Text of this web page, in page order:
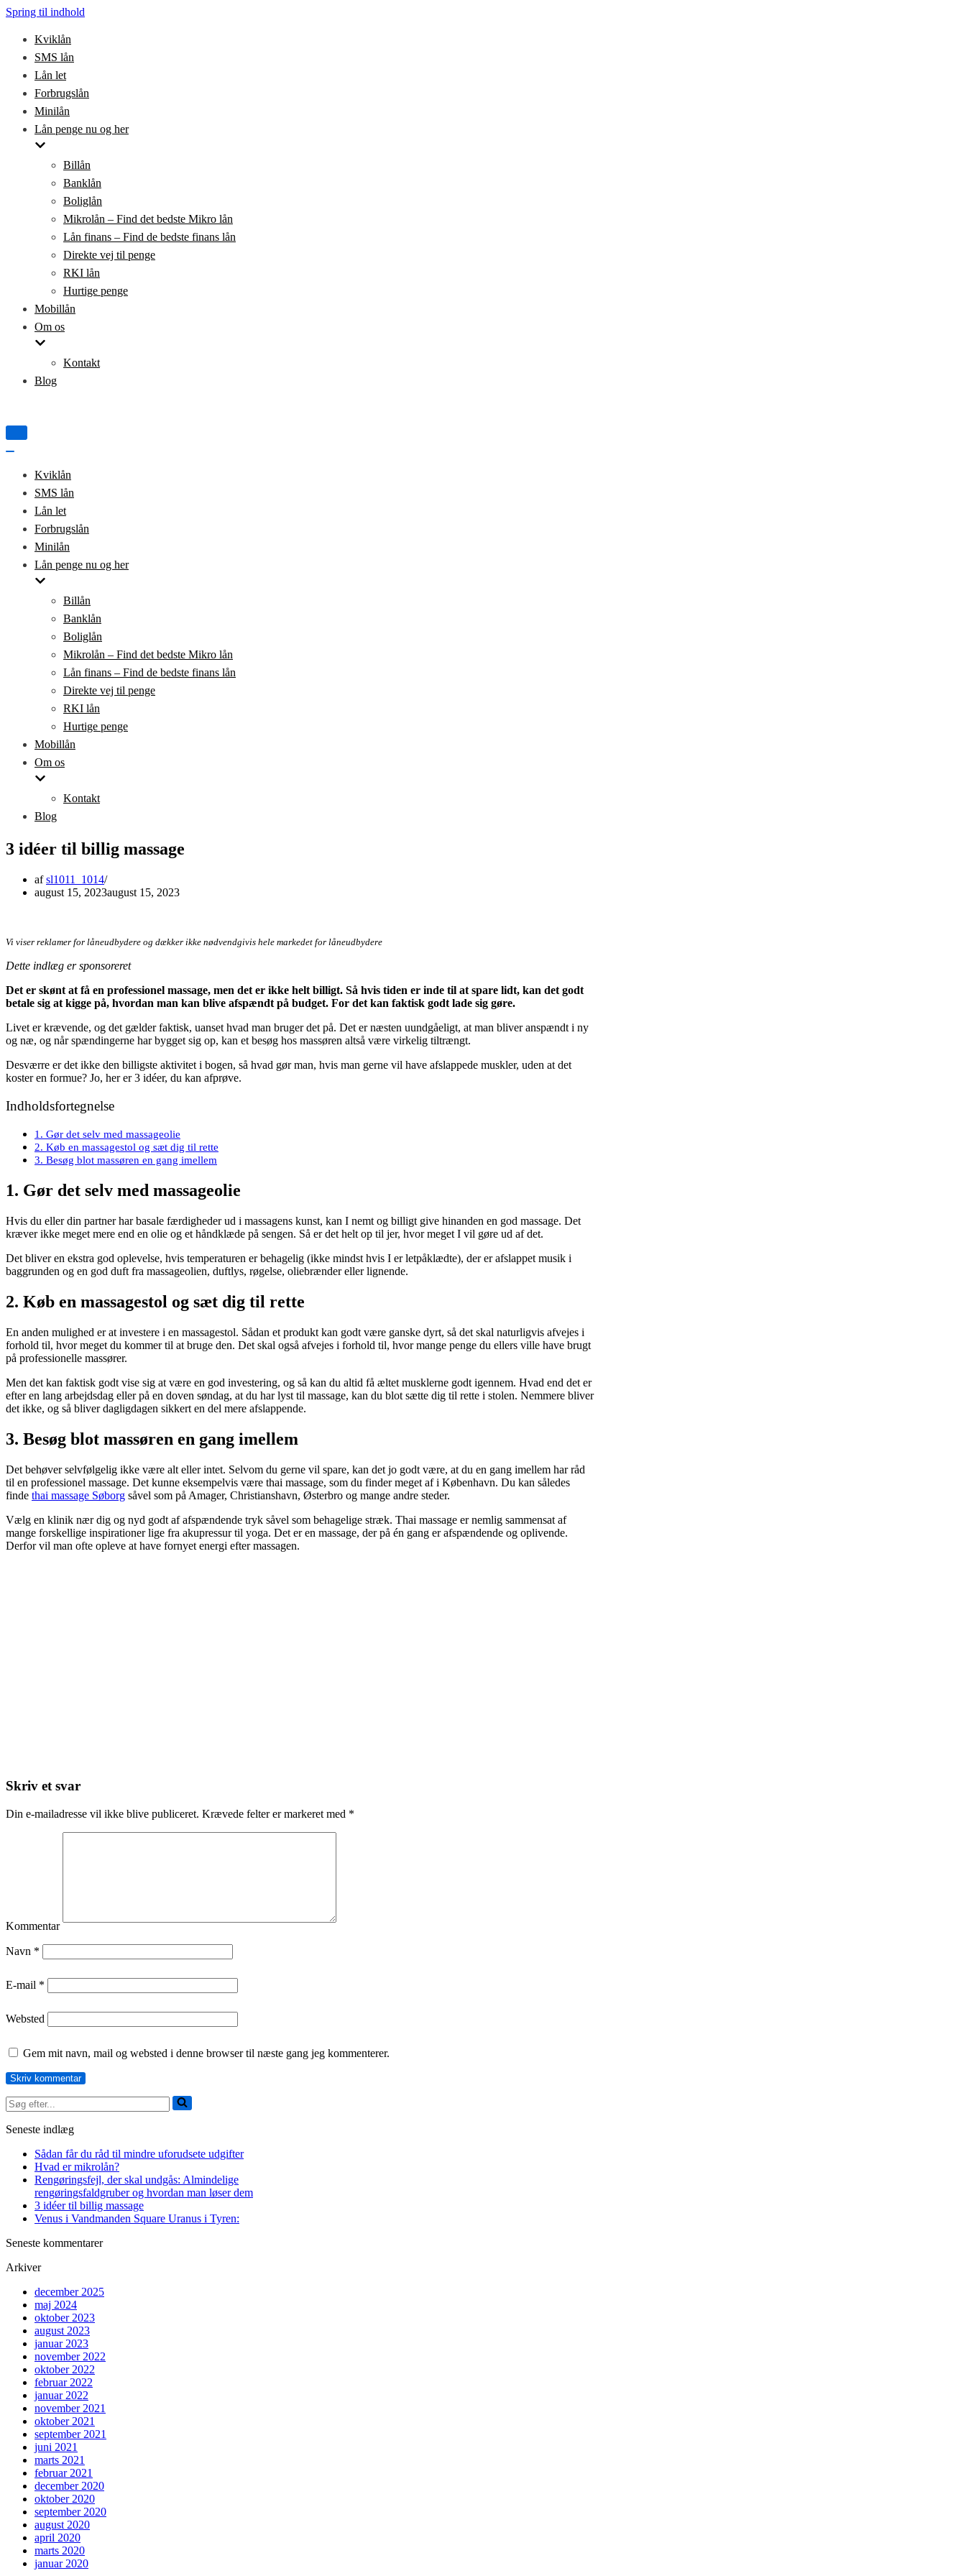
Spring til indhold
Kviklån
SMS lån
Lån let
Forbrugslån
Minilån
Lån penge nu og her
Billån
Banklån
Boliglån
Mikrolån – Find det bedste Mikro lån
Lån finans – Find de bedste finans lån
Direkte vej til penge
RKI lån
Hurtige penge
Mobillån
Om os
Kontakt
Blog
Tænd/sluk
navigationKviklån
SMS lån
Lån let
Forbrugslån
Minilån
Lån penge nu og her
Billån
Banklån
Boliglån
Mikrolån – Find det bedste Mikro lån
Lån finans – Find de bedste finans lån
Direkte vej til penge
RKI lån
Hurtige penge
Mobillån
Om os
Kontakt
Blog
3 idéer til billig massage
afsl1011_1014
august 15, 2023august 15, 2023
Vi viser reklamer for låneudbydere og dækker ikke nødvendgivis hele markedet for låneudbydere
Dette indlæg er sponsoreret
Det er skønt at få en professionel massage, men det er ikke helt billigt. Så hvis tiden er inde til at spare lidt, kan det godt
betale sig at kigge på, hvordan man kan blive afspændt på budget. For det kan faktisk godt lade sig gøre.
Livet er krævende, og det gælder faktisk, uanset hvad man bruger det på. Det er næsten uundgåeligt, at man bliver anspændt i ny
og næ, og når spændingerne har bygget sig op, kan et besøg hos massøren altså være virkelig tiltrængt.
Desværre er det ikke den billigste aktivitet i bogen, så hvad gør man, hvis man gerne vil have afslappede muskler, uden at det
koster en formue? Jo, her er 3 idéer, du kan afprøve.
Indholdsfortegnelse
1. Gør det selv med massageolie
2. Køb en massagestol og sæt dig til rette
3. Besøg blot massøren en gang imellem
1. Gør det selv med massageolie
Hvis du eller din partner har basale færdigheder ud i massagens kunst, kan I nemt og billigt give hinanden en god massage. Det
kræver ikke meget mere end en olie og et håndklæde på sengen. Så er det helt op til jer, hvor meget I vil gøre ud af det.
Det bliver en ekstra god oplevelse, hvis temperaturen er behagelig (ikke mindst hvis I er letpåklædte), der er afslappet musik i
baggrunden og en god duft fra massageolien, duftlys, røgelse, oliebrænder eller lignende.
2. Køb en massagestol og sæt dig til rette
En anden mulighed er at investere i en massagestol. Sådan et produkt kan godt være ganske dyrt, så det skal naturligvis afvejes i
forhold til, hvor meget du kommer til at bruge den. Det skal også afvejes i forhold til, hvor mange penge du ellers ville have brugt
på professionelle massører.
Men det kan faktisk godt vise sig at være en god investering, og så kan du altid få æltet musklerne godt igennem. Hvad end det er
efter en lang arbejdsdag eller på en doven søndag, at du har lyst til massage, kan du blot sætte dig til rette i stolen. Nemmere bliver
det ikke, og så bliver dagligdagen sikkert en del mere afslappende.
3. Besøg blot massøren en gang imellem
Det behøver selvfølgelig ikke være alt eller intet. Selvom du gerne vil spare, kan det jo godt være, at du en gang imellem har råd
til en professionel massage. Det kunne eksempelvis være thai massage, som du finder meget af i København. Du kan således
finde thai massage Søborg såvel som på Amager, Christianshavn, Østerbro og mange andre steder.
Vælg en klinik nær dig og nyd godt af afspændende tryk såvel som behagelige stræk. Thai massage er nemlig sammensat af
mange forskellige inspirationer lige fra akupressur til yoga. Det er en massage, der på én gang er afspændende og oplivende.
Derfor vil man ofte opleve at have fornyet energi efter massagen.
Skriv et svar
Din e-mailadresse vil ikke blive publiceret. Krævede felter er markeret med *
Kommentar
Navn *
E-mail *
Websted
Gem mit navn, mail og websted i denne browser til næste gang jeg kommenterer.
Søg
efter...
Seneste indlæg
Sådan får du råd til mindre uforudsete udgifter
Hvad er mikrolån?
Rengøringsfejl, der skal undgås: Almindelige
rengøringsfaldgruber og hvordan man løser dem
3 idéer til billig massage
Venus i Vandmanden Square Uranus i Tyren:
Seneste kommentarer
Arkiver
december 2025
maj 2024
oktober 2023
august 2023
januar 2023
november 2022
oktober 2022
februar 2022
januar 2022
november 2021
oktober 2021
september 2021
juni 2021
marts 2021
februar 2021
december 2020
oktober 2020
september 2020
august 2020
april 2020
marts 2020
januar 2020